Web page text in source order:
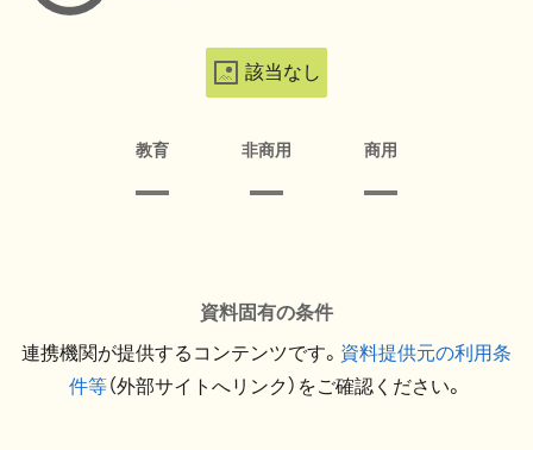
該当なし
教育 非商用 商用
資料固有の条件
連携機関が提供するコンテンツです。 資料提供元の利用条
件等（外部サイトへリンク）をご確認ください。